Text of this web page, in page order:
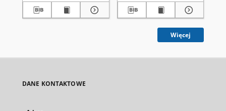
Więcej
DANE KONTAKTOWE